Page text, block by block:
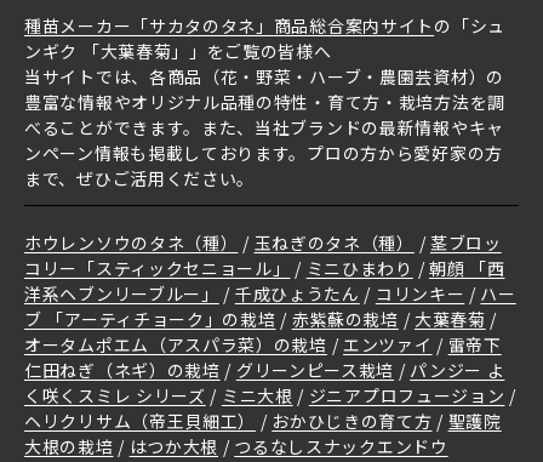
種苗メーカー「サカタのタネ」商品総合案内サイト の「シュ
ンギク 「大葉春菊」」をご覧の皆様へ
当サイトでは、各商品（花・野菜・ハーブ・農園芸資材）の
豊富な情報やオリジナル品種の特性・育て方・栽培方法を調
べることができます。また、当社ブランドの最新情報やキャ
ンペーン情報も掲載しております。プロの方から愛好家の方
まで、ぜひご活用ください。
ホウレンソウのタネ（種） 玉ねぎのタネ（種）
茎ブロッ
コリー「スティックセニョール」
ミニひまわり
朝顔 「西
洋系ヘブンリーブルー」
千成ひょうたん コリンキー
ハー
ブ 「アーティチョーク」の栽培
赤紫蘇の栽培
大葉春菊
オータムポエム（アスパラ菜）の栽培
エンツァイ
雷帝下
仁田ねぎ（ネギ）の栽培
グリーンピース栽培
パンジー よ
く咲くスミレ シリーズ
ミニ大根
ジニアプロフュージョン
ヘリクリサム（帝王貝細工）
おかひじきの育て方
聖護院
大根の栽培
はつか大根 つるなしスナックエンドウ